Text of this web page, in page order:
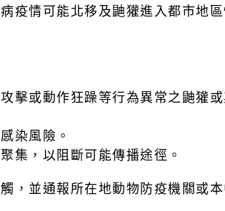
疫情可能北移及鼬獾進入都市地
擊或動作狂躁等行為異常之鼬獾
染風險。
集，以阻斷可能傳播途徑。
，並通報所在地動物防疫機關或本